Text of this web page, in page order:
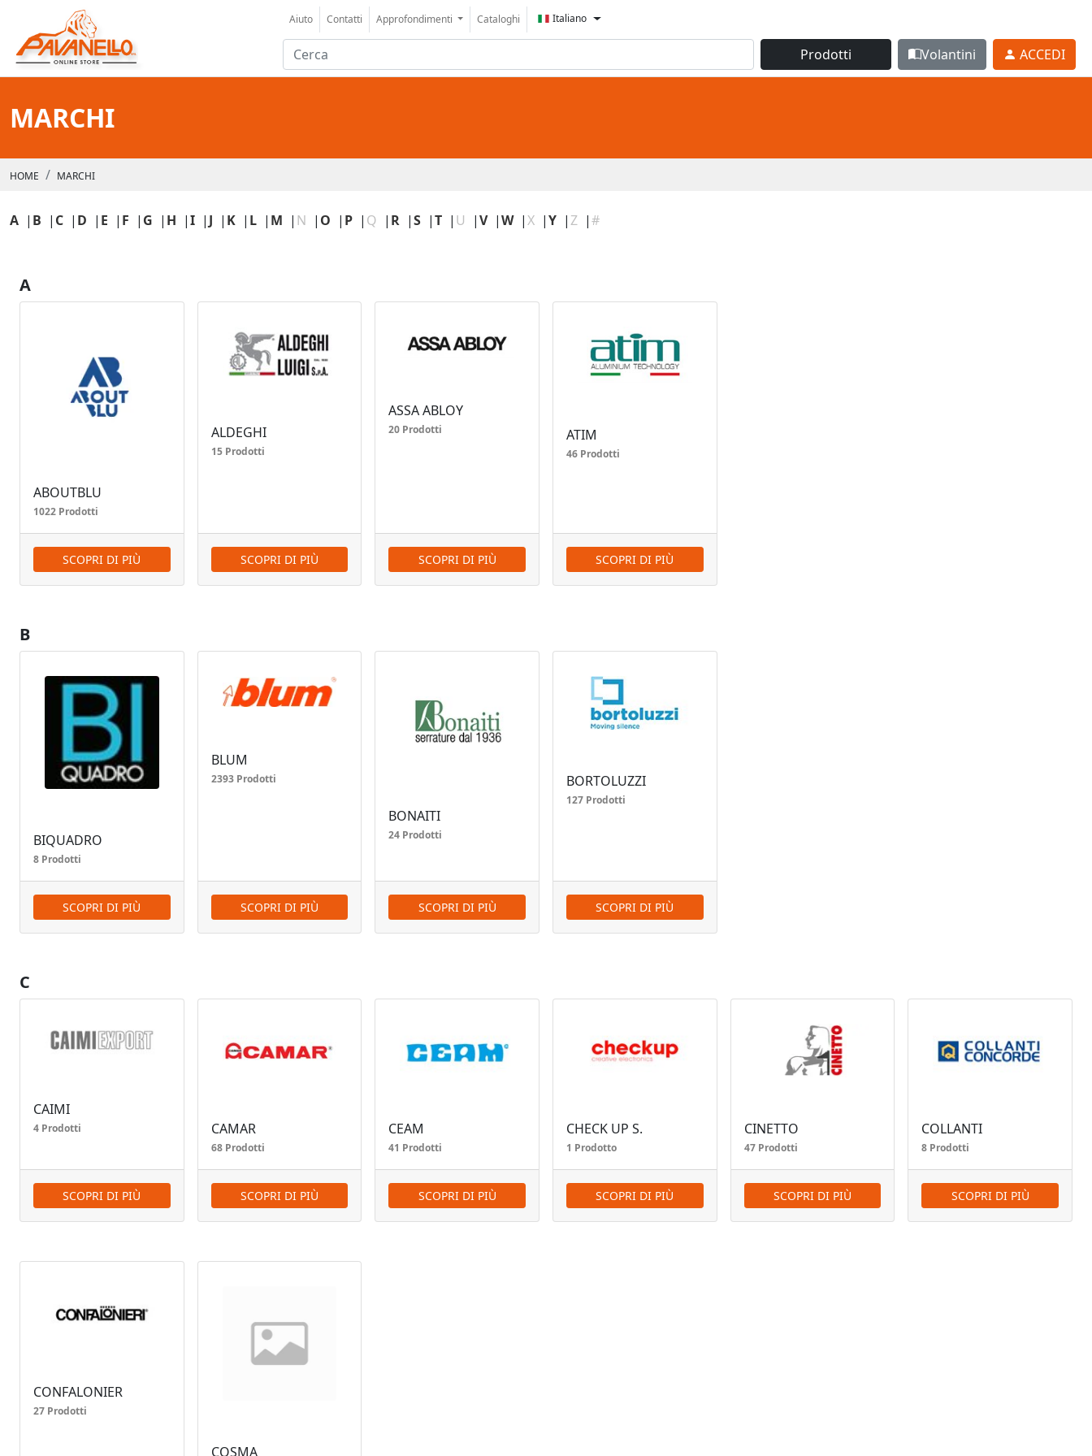
Aiuto Contatti Approfondimenti Cataloghi Italiano
Prodotti Volantini ACCEDI
MARCHI
HOME MARCHI
A | B | C | D | E | F | G | H |I | J | K | L | M | N | O | P | Q | R |S |T | U |V |W |X |Y |Z |#
A
ABOUTBLU
1022 Prodotti
SCOPRI DI PIÙ
ALDEGHI
15 Prodotti
SCOPRI DI PIÙ
ASSA ABLOY
20 Prodotti
SCOPRI DI PIÙ
ATIM
46 Prodotti
SCOPRI DI PIÙ
B
BIQUADRO
8 Prodotti
SCOPRI DI PIÙ
BLUM
2393 Prodotti
SCOPRI DI PIÙ
BONAITI
24 Prodotti
SCOPRI DI PIÙ
BORTOLUZZI
127 Prodotti
SCOPRI DI PIÙ
C
CAIMI
4 Prodotti
SCOPRI DI PIÙ
CAMAR
68 Prodotti
SCOPRI DI PIÙ
CEAM
41 Prodotti
SCOPRI DI PIÙ
CHECK UP S.
1 Prodotto
SCOPRI DI PIÙ
CINETTO
47 Prodotti
SCOPRI DI PIÙ
COLLANTI
8 Prodotti
SCOPRI DI PIÙ
CONFALONIER
27 Prodotti
COSMA